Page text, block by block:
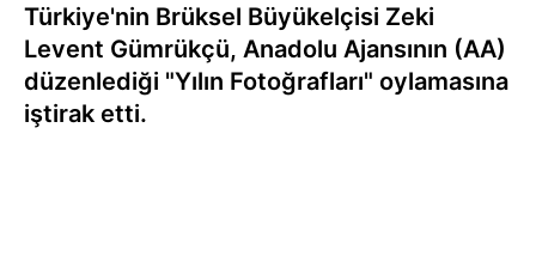
Türkiye'nin Brüksel Büyükelçisi Zeki
Levent Gümrükçü, Anadolu Ajansının (AA)
düzenlediği "Yılın Fotoğrafları" oylamasına
iştirak etti.